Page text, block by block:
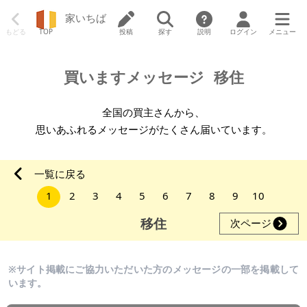
もどる TOP
家いちば
投稿 探す 説明 ログイン メニュー
買いますメッセージ 移住
全国の買主さんから、
思いあふれるメッセージがたくさん届いています。
一覧に戻る
1
2 3 4 5 6 7 8 9 10
移住 次ページ
※サイト掲載にご協力いただいた方のメッセージの一部を掲載して
います。